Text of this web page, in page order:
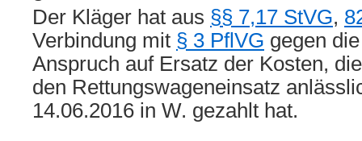
Der Kläger hat aus §§ 7,17 StVG,
Verbindung mit § 3 PflVG gegen
Anspruch auf Ersatz der Kosten,
den Rettungswageneinsatz
14.06.2016 in W. gezahlt hat.